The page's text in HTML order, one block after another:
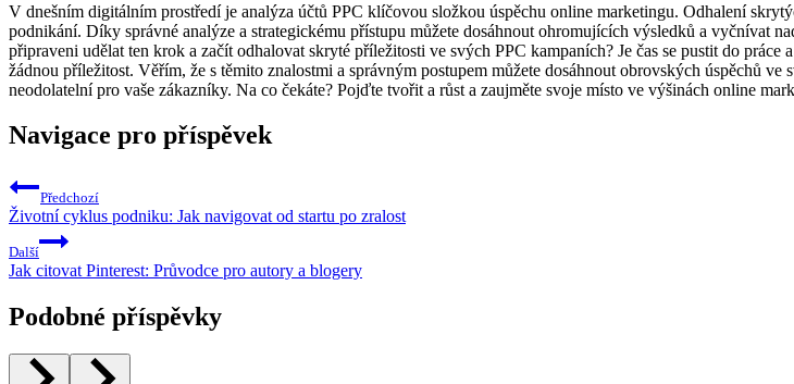
V dnešním digitálním prostředí je analýza účtů PPC klíčovou složkou úspěchu online marketingu. Odhalení
podnikání. Díky správné analýze a strategickému přístupu můžete dosáhnout ohromujících výsledků a vyčnívat
připraveni udělat ten krok a začít odhalovat skryté příležitosti ve svých PPC kampaních? Je čas se pustit do
žádnou příležitost. Věřím, že s těmito znalostmi a správným postupem můžete dosáhnout obrovských úspěchů
neodolatelní pro vaše zákazníky. Na co čekáte? Pojďte tvořit a růst a zaujměte svoje místo ve výšinách online
Navigace pro příspěvek
Předchozí
Životní cyklus podniku: Jak navigovat od startu po zralost
Další
Jak citovat Pinterest: Průvodce pro autory a blogery
Podobné příspěvky